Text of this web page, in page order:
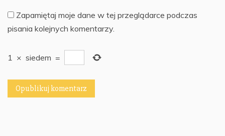
Zapamiętaj moje dane w tej przeglądarce podczas
pisania kolejnych komentarzy.
1 × siedem =